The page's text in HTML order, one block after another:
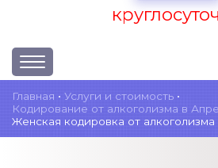
Услуги и стоимость
Отзывы
Главная • Услуги и стоимость •
Кодирование от алкоголизма в
Женская кодировка от алкоголизма